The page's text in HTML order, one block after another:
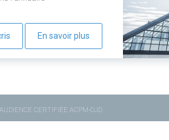
En savoir plus
CERTIFIÉE ACPM-OJD